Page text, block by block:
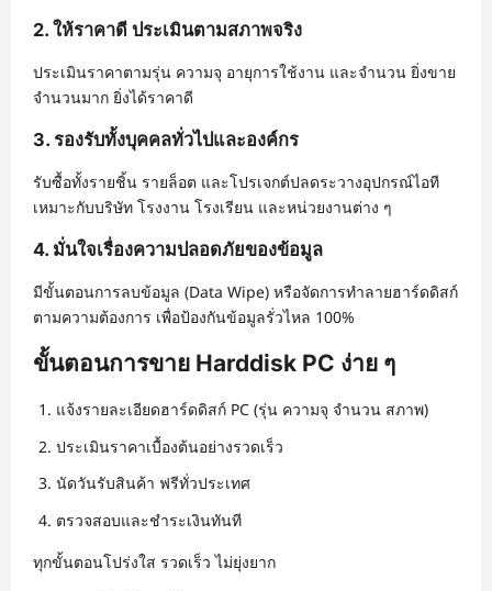
2. ให้ราคาดี ประเมินตามสภาพจริง
ประเมินราคาตามรุ่น ความจุ อายุการใช้งาน และจำนวน ยิ่งขาย
จำนวนมาก ยิ่งได้ราคาดี
3. รองรับทั้งบุคคลทั่วไปและองค์กร
รับซื้อทั้งรายชิ้น รายล็อต และโปรเจกต์ปลดระวางอุปกรณ์ไอที
เหมาะกับบริษัท โรงงาน โรงเรียน และหน่วยงานต่าง ๆ
4. มั่นใจเรื่องความปลอดภัยของข้อมูล
มีขั้นตอนการลบข้อมูล (Data Wipe) หรือจัดการทำลายฮาร์ดดิสก์
ตามความต้องการ เพื่อป้องกันข้อมูลรั่วไหล 100%
ขั้นตอนการขาย Harddisk PC ง่าย ๆ
แจ้งรายละเอียดฮาร์ดดิสก์ PC (รุ่น ความจุ จำนวน สภาพ)
ประเมินราคาเบื้องต้นอย่างรวดเร็ว
นัดวันรับสินค้า ฟรีทั่วประเทศ
ตรวจสอบและชำระเงินทันที
ทุกขั้นตอนโปร่งใส รวดเร็ว ไม่ยุ่งยาก